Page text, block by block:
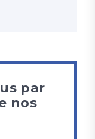
par
nos